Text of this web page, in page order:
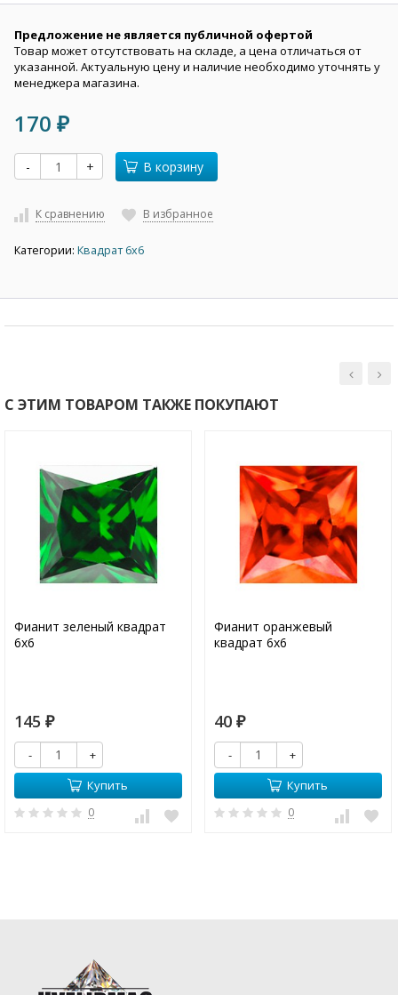
Предложение не является публичной офертой
Товар может отсутствовать на складе, а цена отличаться от
указанной. Актуальную цену и наличие необходимо уточнять у
менеджера магазина.
170 ₽
- + В корзину
К сравнению В избранное
Категории: Квадрат 6х6
С ЭТИМ ТОВАРОМ ТАКЖЕ ПОКУПАЮТ
Фианит зеленый квадрат
6х6
145 ₽
-
+
Купить
0
Фианит оранжевый
квадрат 6х6
40 ₽
-
+
Купить
0